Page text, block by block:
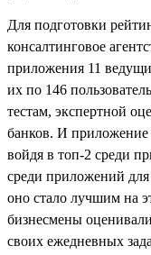
Для подготовки
консалтинговое
приложения 11
их по 146
тестам, экспертной
банков. И
войдя в топ-2 среди
среди приложений
оно стало лучшим на
бизнесмены
своих ежедневных